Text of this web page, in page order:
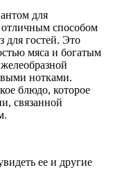
для
способом
для гостей. Это
мяса и богатым
нотками.
блюдо, которое
связанной
ее и другие